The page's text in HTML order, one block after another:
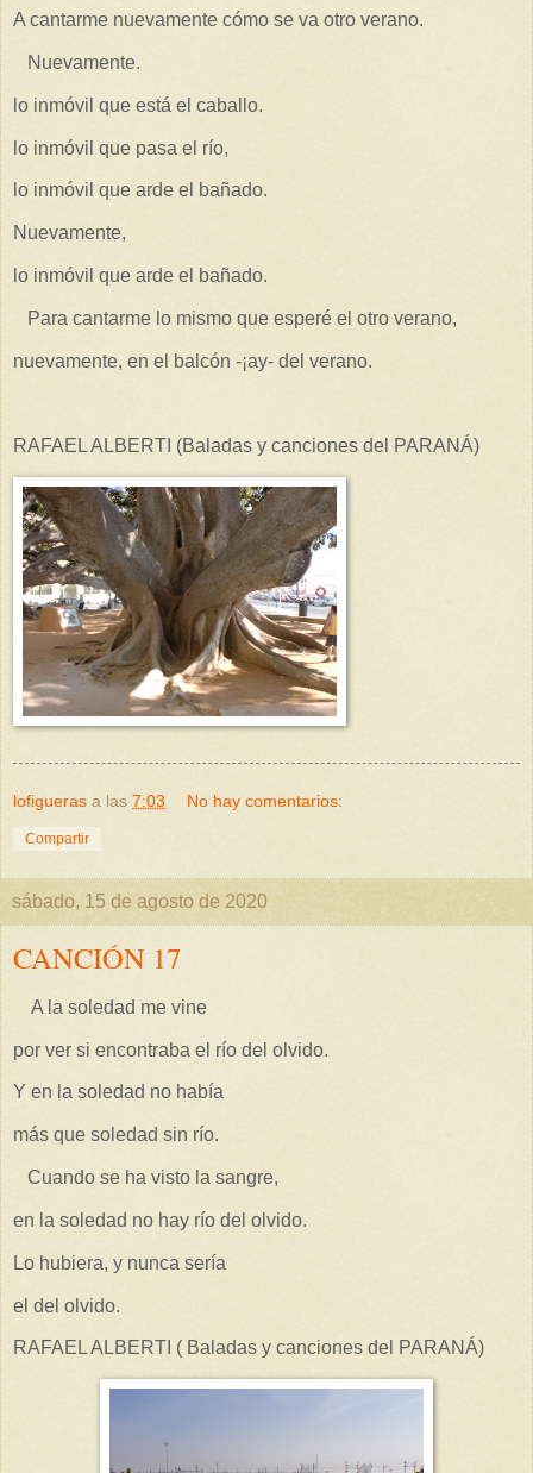
A cantarme nuevamente cómo se va otro verano.
Nuevamente.
lo inmóvil que está el caballo.
lo inmóvil que pasa el río,
lo inmóvil que arde el bañado.
Nuevamente,
lo inmóvil que arde el bañado.
Para cantarme lo mismo que esperé el otro verano,
nuevamente, en el balcón -¡ay- del verano.
RAFAEL ALBERTI (Baladas y canciones del PARANÁ)
lofigueras a las 7:03 No hay comentarios:
Compartir
sábado, 15 de agosto de 2020
CANCIÓN 17
A la soledad me vine
por ver si encontraba el río del olvido.
Y en la soledad no había
más que soledad sin río.
Cuando se ha visto la sangre,
en la soledad no hay río del olvido.
Lo hubiera, y nunca sería
el del olvido.
RAFAEL ALBERTI ( Baladas y canciones del PARANÁ)